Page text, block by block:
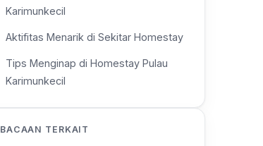
Karimunkecil
Aktifitas Menarik di Sekitar Homestay
Tips Menginap di Homestay Pulau
Karimunkecil
BACAAN TERKAIT